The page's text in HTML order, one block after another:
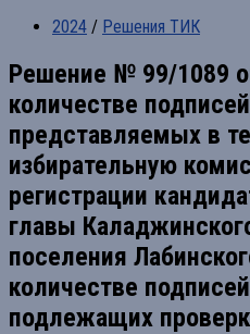
2024 / Решения ТИК
Решение № 99/1089
количестве
представляемых в
избирательную
регистрации
главы
поселения
количестве
подлежащих